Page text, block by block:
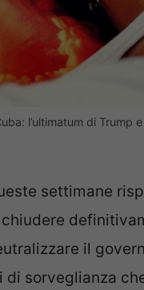
l’ultimatum di
settimane
chiudere
il
sorveglianza